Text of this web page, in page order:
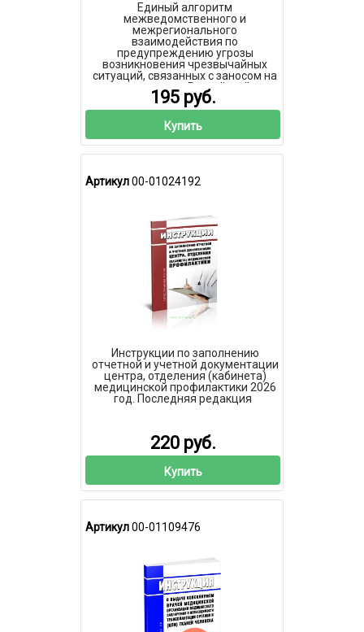
Единый алгоритм
межведомственного и
межрегионального
взаимодействия по
предупреждению угрозы
возникновения чрезвычайных
ситуаций, связанных с заносом на
территорию Российской
Федерации и распространением
на территории Российской
Федерации опасных
инфекционных заболеваний 2026
год. Последняя редакция
195 руб.
Купить
Артикул00-01024192
Инструкции по заполнению
отчетной и учетной документации
центра, отделения (кабинета)
медицинской профилактики 2026
год. Последняя редакция
220 руб.
Купить
Артикул00-01109476